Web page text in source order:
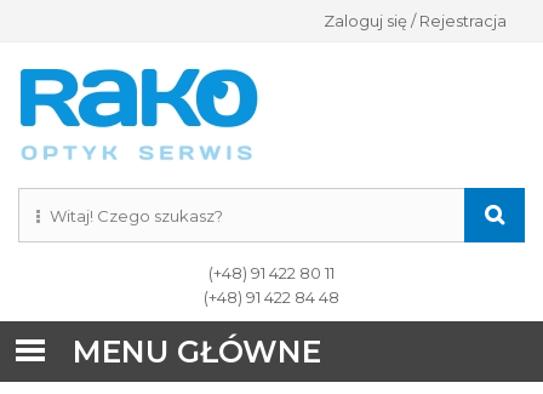
Zaloguj się / Rejestracja
(+48) 91 422 80 11
(+48) 91 422 84 48
MENU GŁÓWNE